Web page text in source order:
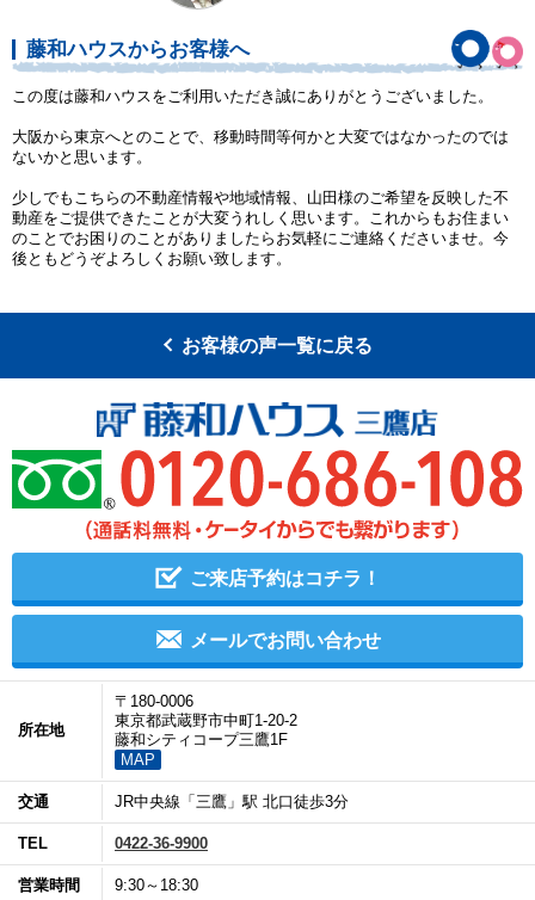
藤和ハウスからお客様へ
この度は藤和ハウスをご利用いただき誠にありがとうございました。
大阪から東京へとのことで、移動時間等何かと大変ではなかったのでは
ないかと思います。
少しでもこちらの不動産情報や地域情報、山田様のご希望を反映した不
動産をご提供できたことが大変うれしく思います。これからもお住まい
のことでお困りのことがありましたらお気軽にご連絡くださいませ。今
後ともどうぞよろしくお願い致します。
お客様の声一覧に戻る
ご来店予約はコチラ！
メールでお問い合わせ
所在地
〒180-0006
東京都武蔵野市中町1-20-2
藤和シティコープ三鷹1F
MAP
交通 JR中央線「三鷹」駅 北口徒歩3分
TEL 0422-36-9900
営業時間 9:30～18:30